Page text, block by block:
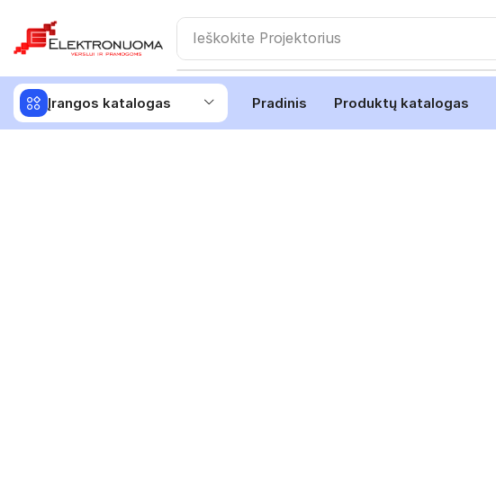
Ieškokite Projektorius
Įrangos katalogas Pradinis Produktų katalogas